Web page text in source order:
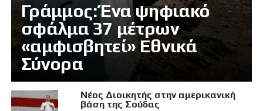
Γράμμος: Ένα ψηφιακό
σφάλμα 37 μέτρων
«αμφισβητεί» Εθνικά
Σύνορα
Νέος Διοικητής στην αμερικανική
βάση της Σούδας